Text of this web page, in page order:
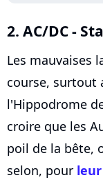
2. AC/DC -
Les mauvaises
course, surtout
l'Hippodrome
croire que les
poil de la bête,
selon, pour